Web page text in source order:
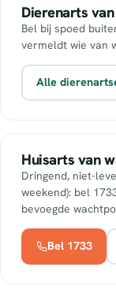
Dierenarts
Bel bij spoed
vermeldt wie van
Alle
Huisarts van
Dringend, niet-
weekend): bel
bevoegde
Bel 1733